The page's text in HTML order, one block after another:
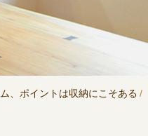
、ポイントは収納にこそある